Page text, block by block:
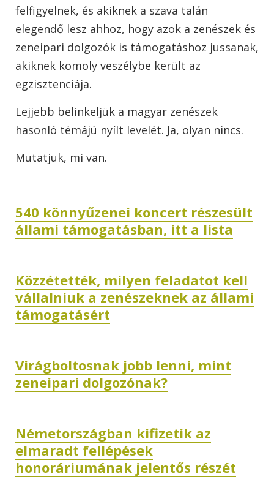
felfigyelnek, és akiknek a szava talán
elegendő lesz ahhoz, hogy azok a zenészek és
zeneipari dolgozók is támogatáshoz jussanak,
akiknek komoly veszélybe került az
egzisztenciája.
Lejjebb belinkeljük a magyar zenészek
hasonló témájú nyílt levelét. Ja, olyan nincs.
Mutatjuk, mi van.
540 könnyűzenei koncert részesült
állami támogatásban, itt a lista
Közzétették, milyen feladatot kell
vállalniuk a zenészeknek az állami
támogatásért
Virágboltosnak jobb lenni, mint
zeneipari dolgozónak?
Németországban kifizetik az
elmaradt fellépések
honoráriumának jelentős részét